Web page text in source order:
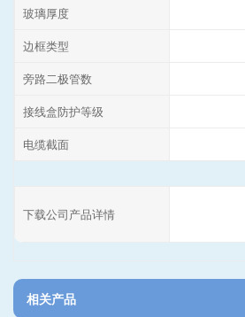
玻璃厚度
边框类型
旁路二极管数
接线盒防护等级
电缆截面
下载公司产品详情
相关产品